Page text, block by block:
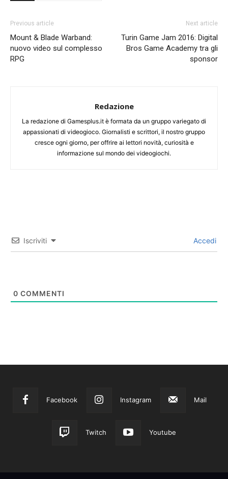
Previous article
Mount & Blade Warband:
nuovo video sul complesso
RPG
Next article
Turin Game Jam 2016: Digital
Bros Game Academy tra gli
sponsor
Redazione
La redazione di Gamesplus.it è formata da un gruppo variegato di
appassionati di videogioco. Giornalisti e scrittori, il nostro gruppo
cresce ogni giorno, per offrire ai lettori novità, curiosità e
informazione sul mondo dei videogiochi.
Iscriviti Accedi
0 COMMENTI
Facebook Instagram Mail
Twitch Youtube